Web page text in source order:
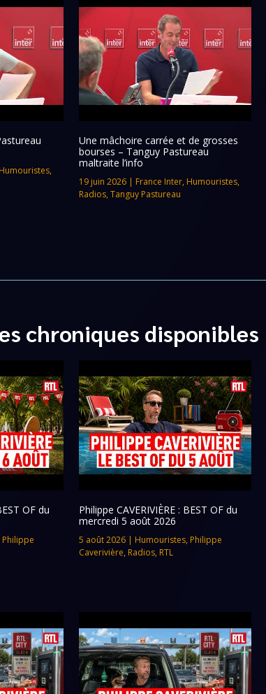
Humouristes,
Une mâchoire carrée et de grosses
bourses – Tanguy Pastureau
maltraite l’info
19 juin 2026| France Inter, Humouristes,
Radios, Tanguy Pastureau
chroniques disponibles
OF du
Philippe
Philippe CAVERIVIÈRE : BEST OF du
mercredi 5 août 2026
5 août 2026| Humouristes, Philippe
Caverivière, Radios, RTL